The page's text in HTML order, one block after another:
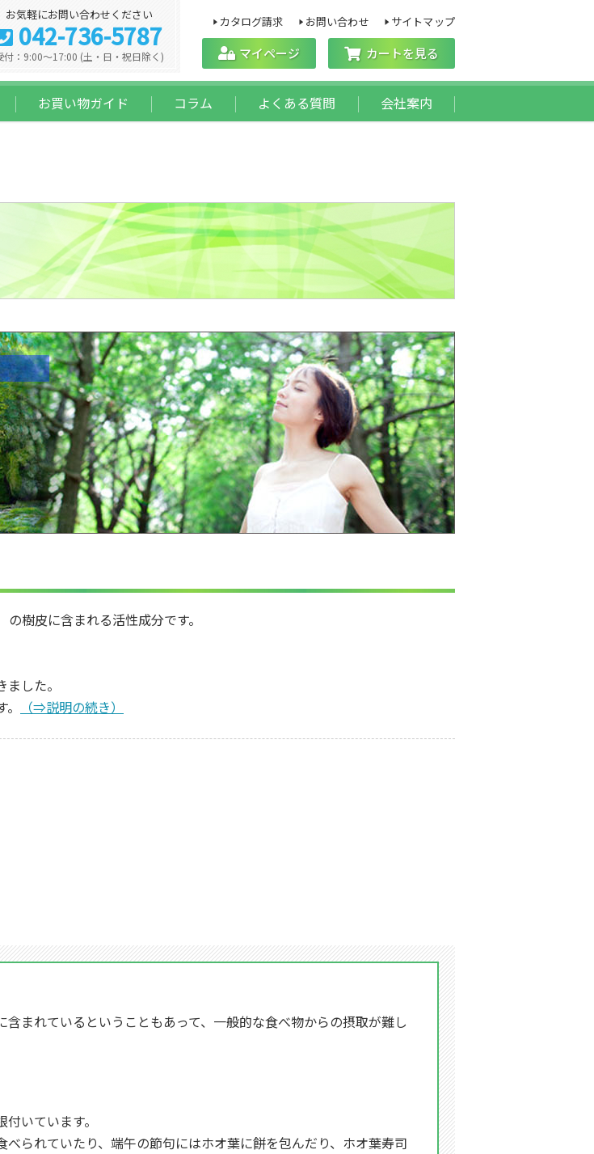
マイページ カートを見る
お買い物ガイド コラム よくある質問 会社案内
カタログ請求 お問い合わせ サイトマップ
お気軽にお問い合わせください
042-736-5787
付：9:00～17:00 (土・日・祝日除く)
樹皮に含まれる活性成分です。
した。
（⇒説明の続き）
まれているということもあって、一般的な食べ物からの摂取が難し
いています。
られていたり、端午の節句にはホオ葉に餅を包んだり、ホオ葉寿司